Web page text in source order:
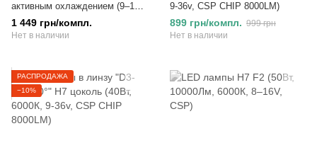
активным охлаждением (9–16
В, 40 Вт, 16000 Лм)
1 449 грн/компл.
Нет в наличии
9-36v, CSP CHIP 8000LM)
899 грн/компл. 999 грн
Нет в наличии
РАСПРОДАЖА
−10%